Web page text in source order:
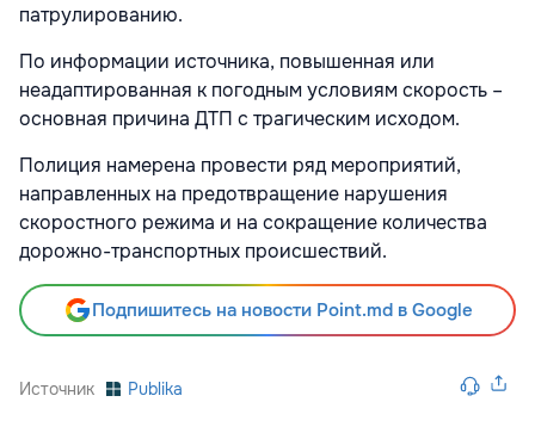
патрулированию.
По информации источника, повышенная или
неадаптированная к погодным условиям скорость –
основная причина ДТП с трагическим исходом.
Полиция намерена провести ряд мероприятий,
направленных на предотвращение нарушения
скоростного режима и на сокращение количества
дорожно-транспортных происшествий.
Подпишитесь на новости Point.md в Google
Источник Publika